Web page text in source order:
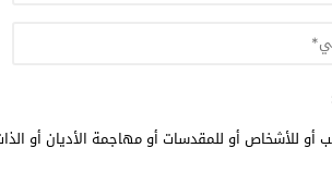
أو للأشخاص أو للمقدسات أو مهاجمة الأديان أو